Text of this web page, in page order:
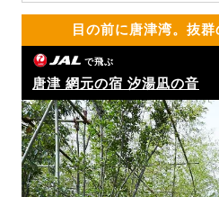
目の前に唐津湾。抜群
で飛ぶ
唐津 網元の宿 汐湯凪の音